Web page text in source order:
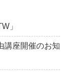
」
座開催のお知